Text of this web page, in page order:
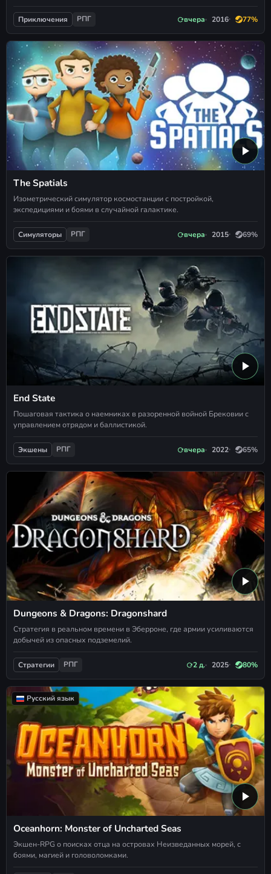
Приключения РПГ вчера 2016 77%
The Spatials
Изометрический симулятор космостанции с постройкой,
экспедициями и боями в случайной галактике.
Симуляторы РПГ вчера 2015 69%
End State
Пошаговая тактика о наемниках в разоренной войной Брековии с
управлением отрядом и баллистикой.
Экшены РПГ вчера 2022 65%
Dungeons & Dragons: Dragonshard
Стратегия в реальном времени в Эберроне, где армии усиливаются
добычей из опасных подземелий.
Стратегии РПГ 2 д. 2025 80%
Русский язык
Oceanhorn: Monster of Uncharted Seas
Экшен-RPG о поисках отца на островах Неизведанных морей, с
боями, магией и головоломками.